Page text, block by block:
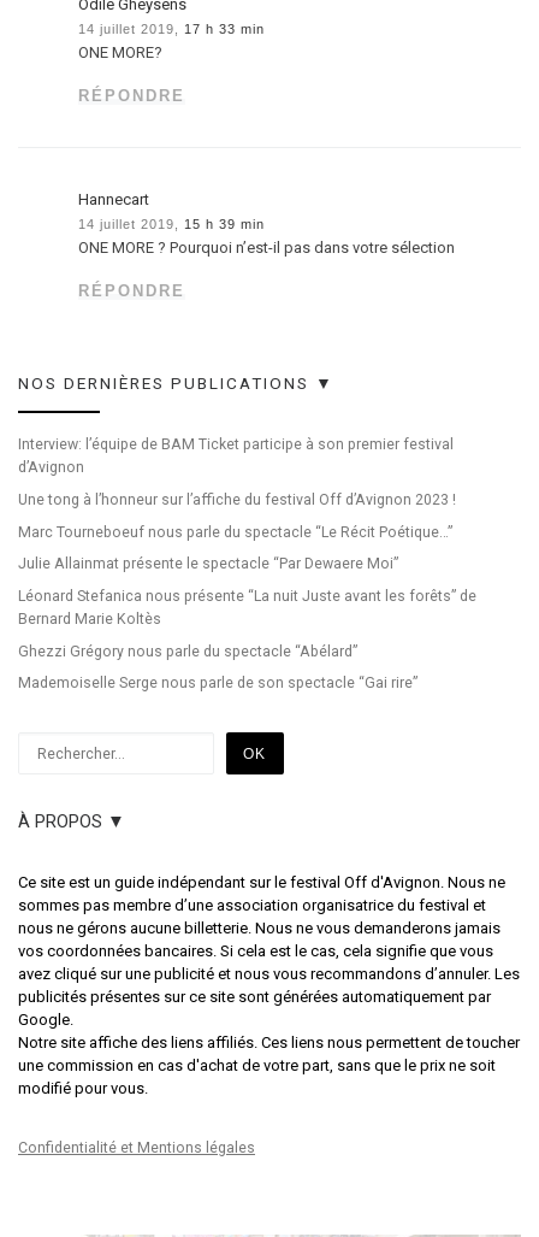
Odile Gheysens
14 juillet 2019, 17 h 33 min
ONE MORE?
RÉPONDRE
Hannecart
14 juillet 2019, 15 h 39 min
ONE MORE ? Pourquoi n’est-il pas dans votre sélection
RÉPONDRE
NOS DERNIÈRES PUBLICATIONS ▼
Interview: l’équipe de BAM Ticket participe à son premier festival
d’Avignon
Une tong à l’honneur sur l’affiche du festival Off d’Avignon 2023 !
Marc Tourneboeuf nous parle du spectacle “Le Récit Poétique…”
Julie Allainmat présente le spectacle “Par Dewaere Moi”
Léonard Stefanica nous présente “La nuit Juste avant les forêts” de
Bernard Marie Koltès
Ghezzi Grégory nous parle du spectacle “Abélard”
Mademoiselle Serge nous parle de son spectacle “Gai rire”
OK
À PROPOS ▼
Ce site est un guide indépendant sur le festival Off d'Avignon. Nous ne
sommes pas membre d’une association organisatrice du festival et
nous ne gérons aucune billetterie. Nous ne vous demanderons jamais
vos coordonnées bancaires. Si cela est le cas, cela signifie que vous
avez cliqué sur une publicité et nous vous recommandons d’annuler. Les
publicités présentes sur ce site sont générées automatiquement par
Google.
Notre site affiche des liens affiliés. Ces liens nous permettent de toucher
une commission en cas d'achat de votre part, sans que le prix ne soit
modifié pour vous.
Confidentialité et Mentions légales